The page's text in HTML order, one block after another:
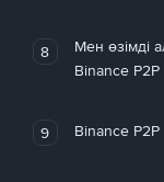
8
Мен өзімді
Binance
9 Binance